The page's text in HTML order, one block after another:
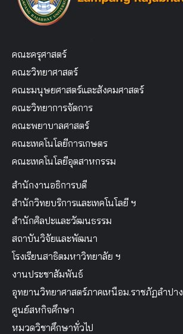
คณะครุศาสตร์
คณะวิทยาศาสตร์
คณะมนุษยศาสตร์และสังคมศาสตร์
คณะวิทยาการจัดการ
คณะพยาบาลศาสตร์
คณะเทคโนโลยีการเกษตร
คณะเทคโนโลยีอุตสาหกรรม
สำนักงานอธิการบดี
สำนักวิทยบริการและเทคโนโลยี ฯ
สำนักศิลปะและวัฒนธรรม
สถาบันวิจัยและพัฒนา
โรงเรียนสาธิตมหาวิทยาลัย ฯ
งานประชาสัมพันธ์
อุทยานวิทยาศาสตร์ภาคเหนือม.ราชภัฏลำปาง
ศูนย์สหกิจศึกษา
หมวดวิชาศึกษาทั่วไป